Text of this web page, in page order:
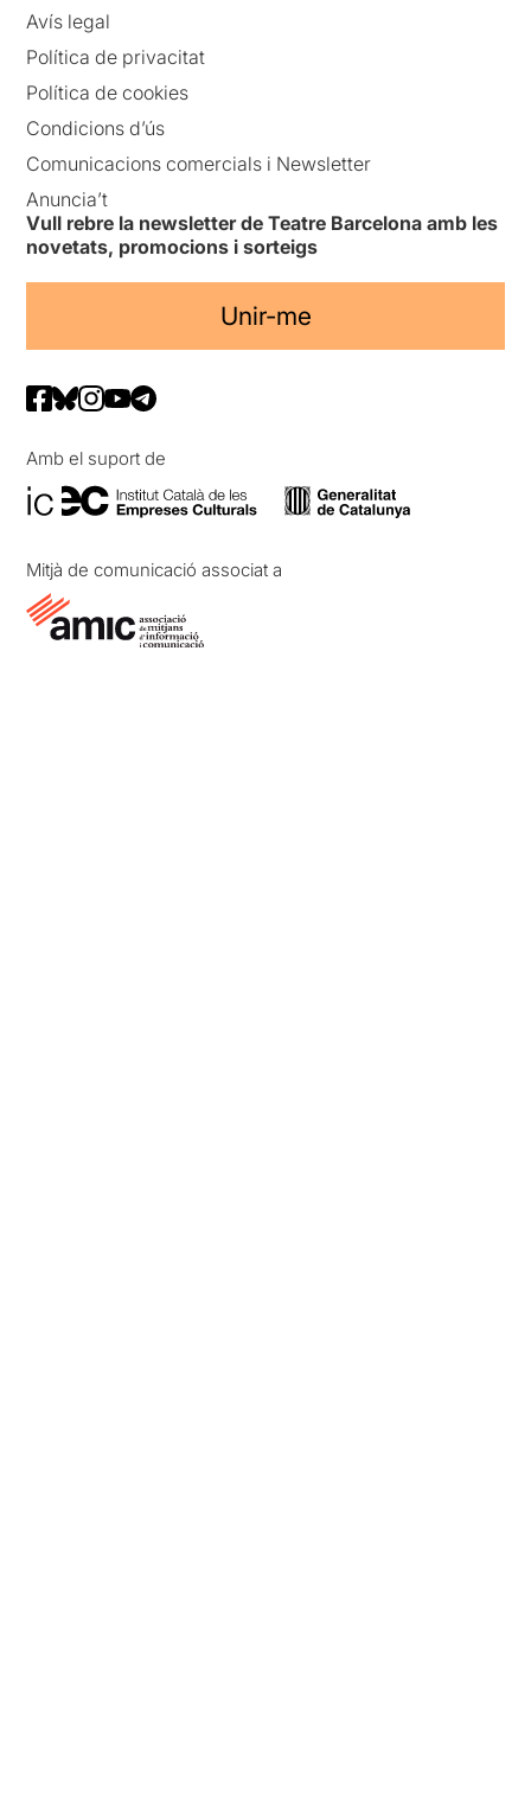
Avís legal
Política de privacitat
Política de cookies
Condicions d’ús
Comunicacions comercials i Newsletter
Anuncia’t
Vull rebre la newsletter de Teatre Barcelona amb les
novetats, promocions i sorteigs
Unir-me
Amb el suport de
Mitjà de comunicació associat a